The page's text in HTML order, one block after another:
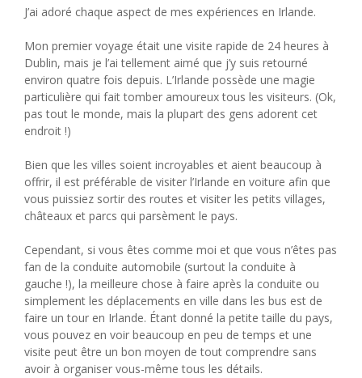
J’ai adoré chaque aspect de mes expériences en Irlande.
Mon premier voyage était une visite rapide de 24 heures à
Dublin, mais je l’ai tellement aimé que j’y suis retourné
environ quatre fois depuis. L’Irlande possède une magie
particulière qui fait tomber amoureux tous les visiteurs. (Ok,
pas tout le monde, mais la plupart des gens adorent cet
endroit !)
Bien que les villes soient incroyables et aient beaucoup à
offrir, il est préférable de visiter l’Irlande en voiture afin que
vous puissiez sortir des routes et visiter les petits villages,
châteaux et parcs qui parsèment le pays.
Cependant, si vous êtes comme moi et que vous n’êtes pas
fan de la conduite automobile (surtout la conduite à
gauche !), la meilleure chose à faire après la conduite ou
simplement les déplacements en ville dans les bus est de
faire un tour en Irlande. Étant donné la petite taille du pays,
vous pouvez en voir beaucoup en peu de temps et une
visite peut être un bon moyen de tout comprendre sans
avoir à organiser vous-même tous les détails.